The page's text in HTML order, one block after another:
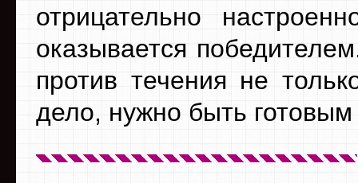
отрицательно
оказывается
против течения не
дело, нужно быть готовым